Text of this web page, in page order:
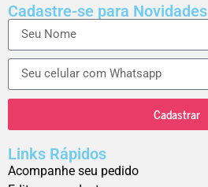
Cadastre-se para Novidades
Cadastrar
Links Rápidos
Acompanhe seu pedido